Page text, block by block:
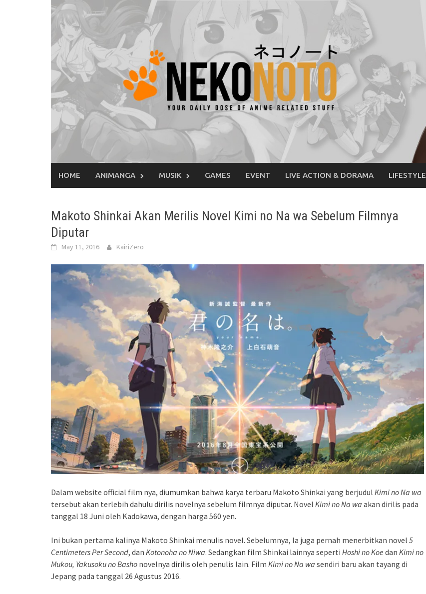
HOME ANIMANGA MUSIK GAMES EVENT LIVE ACTION & DORAMA LIFESTYLE
Makoto Shinkai Akan Merilis Novel Kimi no Na wa Sebelum Filmnya
Diputar
May 11, 2016 KairiZero
Dalam website official film nya, diumumkan bahwa karya terbaru Makoto Shinkai yang berjudul Kimi no Na wa
tersebut akan terlebih dahulu dirilis novelnya sebelum filmnya diputar. Novel Kimi no Na wa akan dirilis pada
tanggal 18 Juni oleh Kadokawa, dengan harga 560 yen.
Ini bukan pertama kalinya Makoto Shinkai menulis novel. Sebelumnya, Ia juga pernah menerbitkan novel 5
Centimeters Per Second, dan Kotonoha no Niwa. Sedangkan film Shinkai lainnya seperti Hoshi no Koe dan Kimi no
Mukou, Yakusoku no Basho novelnya dirilis oleh penulis lain. Film Kimi no Na wa sendiri baru akan tayang di
Jepang pada tanggal 26 Agustus 2016.